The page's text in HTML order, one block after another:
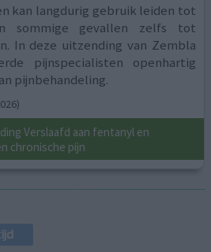
kan langdurig gebruik leiden tot
sommige gevallen zelfs tot
In deze uitzending van Zembla
pijnspecialisten openhartig
pijnbehandeling.
Verslaafd aan fentanyl en
chronische pijn